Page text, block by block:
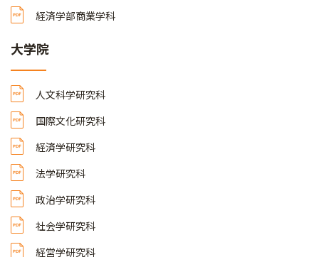
経済学部商業学科
大学院
人文科学研究科
国際文化研究科
経済学研究科
法学研究科
政治学研究科
社会学研究科
経営学研究科